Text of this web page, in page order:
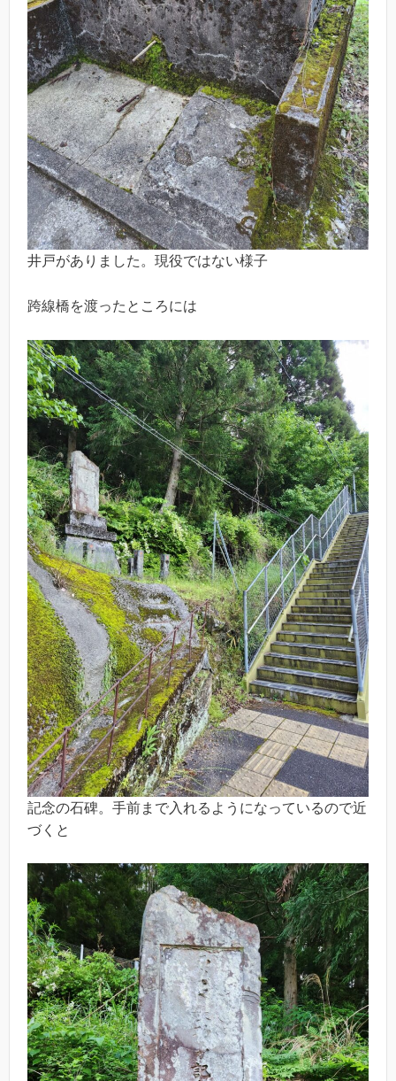
井戸がありました。現役ではない様子
跨線橋を渡ったところには
記念の石碑。手前まで入れるようになっているので近
づくと